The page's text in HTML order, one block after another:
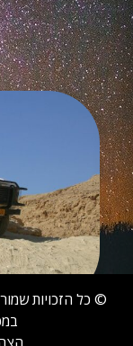
© כל הזכויות